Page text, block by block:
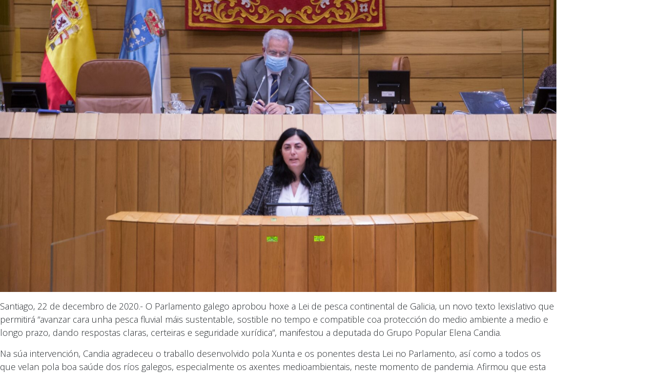
Santiago, 22 de decembro de 2020.- O Parlamento galego aprobou hoxe a Lei de pesca continental de Galicia, un novo texto lexislativo que
permitirá “avanzar cara unha pesca fluvial máis sustentable, sostible no tempo e compatible coa protección do medio ambiente a medio e
longo prazo, dando respostas claras, certeiras e seguridade xurídica”, manifestou a deputada do Grupo Popular Elena Candia.
Na súa intervención, Candia agradeceu o traballo desenvolvido pola Xunta e os ponentes desta Lei no Parlamento, así como a todos os
que velan pola boa saúde dos ríos galegos, especialmente os axentes medioambientais, neste momento de pandemia. Afirmou que esta